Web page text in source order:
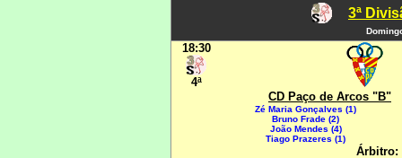
3ª
18:30
4ª
CD Paço de Arcos "B"
Zé Maria Gonçalves (1)
Bruno Frade (2)
João Mendes (4)
Tiago Prazeres (1)
Árbitro: